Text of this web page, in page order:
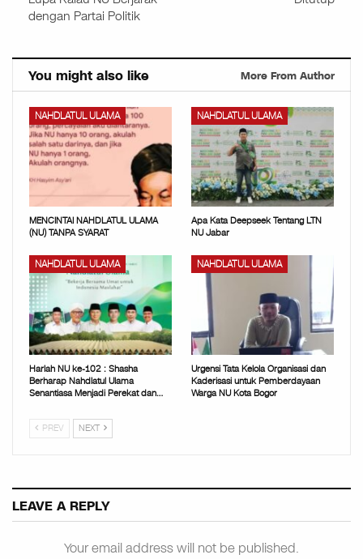
dengan Partai Politik
You might also like More From Author
NAHDLATUL ULAMA
MENCINTAI NAHDLATUL ULAMA
(NU) TANPA SYARAT
NAHDLATUL ULAMA
Apa Kata Deepseek Tentang LTN
NU Jabar
NAHDLATUL ULAMA
Harlah NU ke-102 : Shasha
Berharap Nahdlatul Ulama
Senantiasa Menjadi Perekat dan…
NAHDLATUL ULAMA
Urgensi Tata Kelola Organisasi dan
Kaderisasi untuk Pemberdayaan
Warga NU Kota Bogor
PREV NEXT
LEAVE A REPLY
Your email address will not be published.